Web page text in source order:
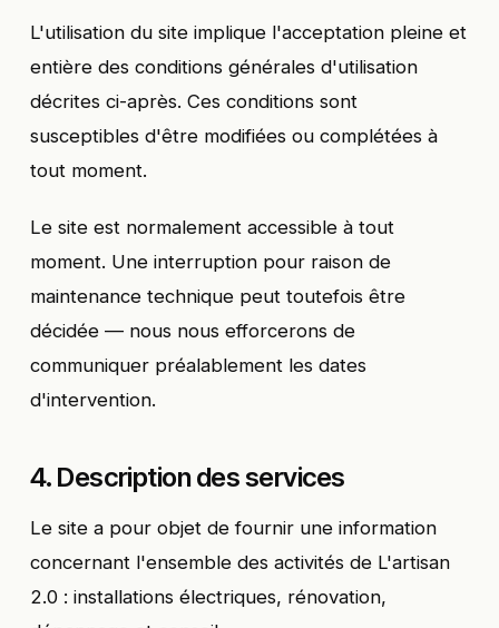
L'utilisation du site implique l'acceptation pleine et
entière des conditions générales d'utilisation
décrites ci-après. Ces conditions sont
susceptibles d'être modifiées ou complétées à
tout moment.
Le site est normalement accessible à tout
moment. Une interruption pour raison de
maintenance technique peut toutefois être
décidée — nous nous efforcerons de
communiquer préalablement les dates
d'intervention.
4. Description des services
Le site a pour objet de fournir une information
concernant l'ensemble des activités de L'artisan
2.0 : installations électriques, rénovation,